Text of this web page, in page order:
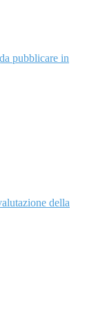
pubblicare in
della